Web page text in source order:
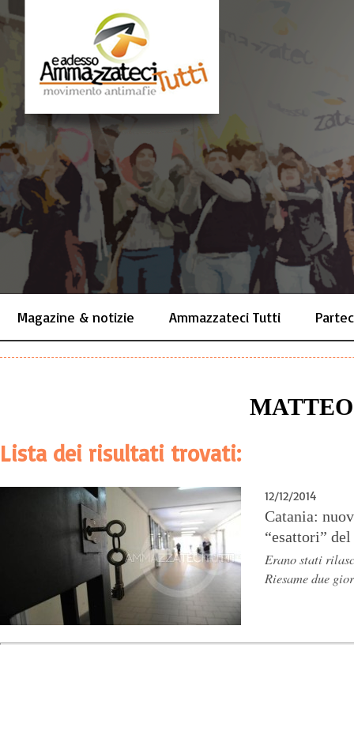
Magazine & notizie Ammazzateci Tutti
Lista dei risultati trovati:
12/12/2014
Catania:
“esattori”
Erano stati
Riesame due